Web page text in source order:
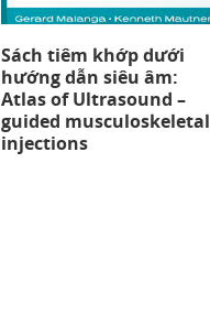
Sách tiêm khớp dưới
hướng dẫn siêu âm:
Atlas of Ultrasound –
guided musculoskeletal
injections